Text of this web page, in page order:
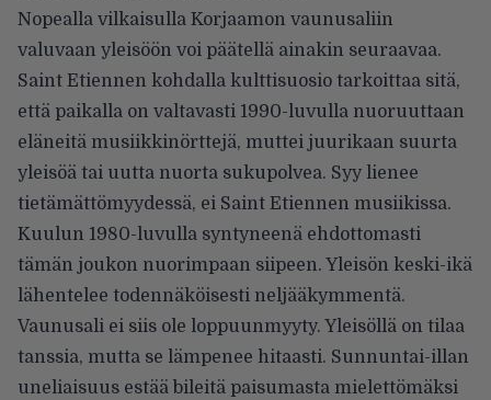
Nopealla vilkaisulla Korjaamon vaunusaliin
valuvaan yleisöön voi päätellä ainakin seuraavaa.
Saint Etiennen kohdalla kulttisuosio tarkoittaa sitä,
että paikalla on valtavasti 1990-luvulla nuoruuttaan
eläneitä musiikkinörttejä, muttei juurikaan suurta
yleisöä tai uutta nuorta sukupolvea. Syy lienee
tietämättömyydessä, ei Saint Etiennen musiikissa.
Kuulun 1980-luvulla syntyneenä ehdottomasti
tämän joukon nuorimpaan siipeen. Yleisön keski-ikä
lähentelee todennäköisesti neljääkymmentä.
Vaunusali ei siis ole loppuunmyyty. Yleisöllä on tilaa
tanssia, mutta se lämpenee hitaasti. Sunnuntai-illan
uneliaisuus estää bileitä paisumasta mielettömäksi